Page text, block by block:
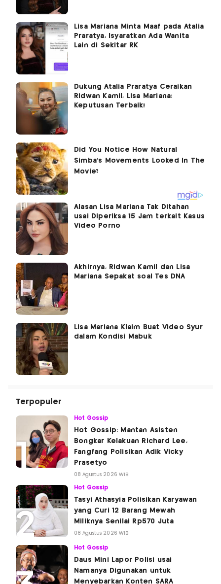
Lisa Mariana Minta Maaf pada Atalia
Praratya, Isyaratkan Ada Wanita
Lain di Sekitar RK
Dukung Atalia Praratya Ceraikan
Ridwan Kamil, Lisa Mariana:
Keputusan Terbaik!
Alasan Lisa Mariana Tak Ditahan
usai Diperiksa 15 Jam terkait Kasus
Video Porno
Akhirnya, Ridwan Kamil dan Lisa
Mariana Sepakat soal Tes DNA
Lisa Mariana Klaim Buat Video Syur
dalam Kondisi Mabuk
Terpopuler
Hot Gossip
Hot Gossip: Mantan Asisten
Bongkar Kelakuan Richard Lee,
Fangfang Polisikan Adik Vicky
Prasetyo
08 Agustus 2026 WIB
Hot Gossip
Tasyi Athasyia Polisikan Karyawan
yang Curi 12 Barang Mewah
Miliknya Senilai Rp570 Juta
08 Agustus 2026 WIB
Hot Gossip
Daus Mini Lapor Polisi usai
Namanya Digunakan untuk
Menyebarkan Konten SARA